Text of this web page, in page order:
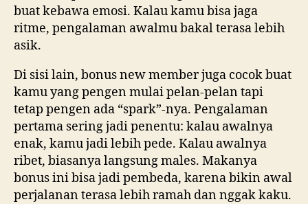
buat kebawa emosi. Kalau kamu bisa jaga
ritme, pengalaman awalmu bakal terasa lebih
asik.
Di sisi lain, bonus new member juga cocok buat
kamu yang pengen mulai pelan-pelan tapi
tetap pengen ada “spark”-nya. Pengalaman
pertama sering jadi penentu: kalau awalnya
enak, kamu jadi lebih pede. Kalau awalnya
ribet, biasanya langsung males. Makanya
bonus ini bisa jadi pembeda, karena bikin awal
perjalanan terasa lebih ramah dan nggak kaku.